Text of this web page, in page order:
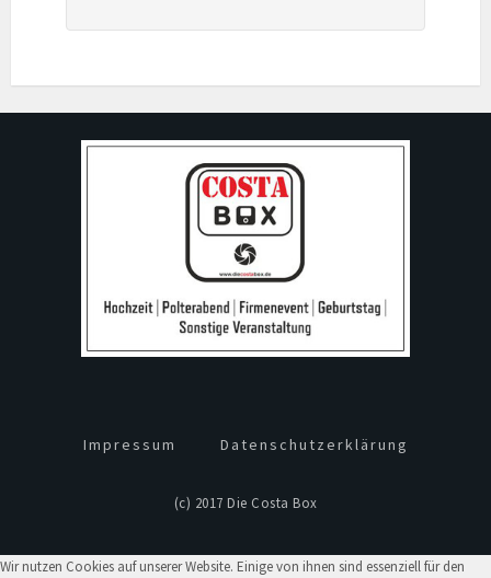
Impressum Datenschutzerklärung
(c) 2017 Die Costa Box
Wir nutzen Cookies auf unserer Website. Einige von ihnen sind essenziell für den